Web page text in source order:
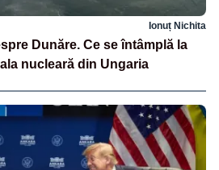
Ionuț Nichita
Dunăre. Ce se întâmplă la
nucleară din Ungaria